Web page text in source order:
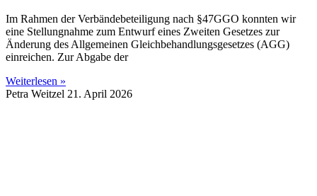
Im Rahmen der Verbändebeteiligung nach §47GGO konnten wir
eine Stellungnahme zum Entwurf eines Zweiten Gesetzes zur
Änderung des Allgemeinen Gleichbehandlungsgesetzes (AGG)
einreichen. Zur Abgabe der
Weiterlesen »
Petra Weitzel 21. April 2026